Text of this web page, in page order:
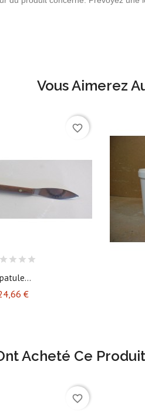
Vous Aimerez
€Prix
favorite_border
Acheté Ce
favorite_border